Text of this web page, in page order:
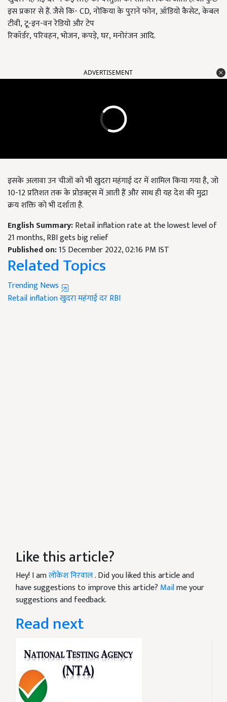
इस प्रकार से हैं. जैसे कि- CD, नोकिया के पुराने फोन, ऑडियो कैसेट, केबल
टीवी, टू-इन-वन रेडियो और टेप
रिकॉर्डर, परिवहन, भोजन, कपड़े, घर, मनोरंजन आदि.
ADVERTISEMENT
इसके अलावा उन चीजों को भी खुदरा महंगाई दर में शामिल किया गया है, जो
10-12प्रतिशत तक के प्रोडक्ट्स में आती हैं और साथ ही यह देश की मुद्रा
क्रय शक्ति को भी दर्शाता है.
English Summary:Retail inflation rate at the lowest level of
21 months, RBI gets big relief
Published on:15 December 2022, 02:16 PM IST
Related Topics
Trending News
Retail inflationखुदरा महंगाई दरRBI
Like this article?
Hey! I amलोकेश निरवाल. Did you liked this article and
have suggestions to improve this article? Mailme your
suggestions and feedback.
Read next